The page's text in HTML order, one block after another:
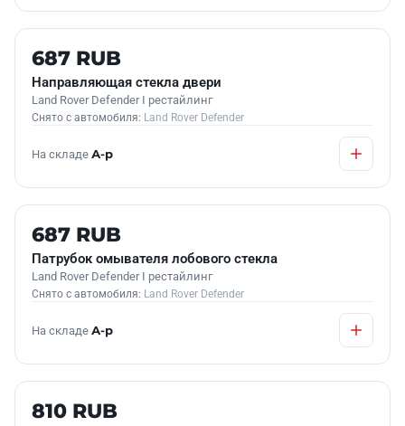
Б/У В НАЛИЧИИ
687 RUB
Направляющая стекла двери
Land Rover Defender I рестайлинг
Снято с автомобиля: Land Rover Defender
На складе А-р
Б/У В НАЛИЧИИ
687 RUB
Патрубок омывателя лобового стекла
Land Rover Defender I рестайлинг
Снято с автомобиля: Land Rover Defender
На складе А-р
Б/У В НАЛИЧИИ
810 RUB